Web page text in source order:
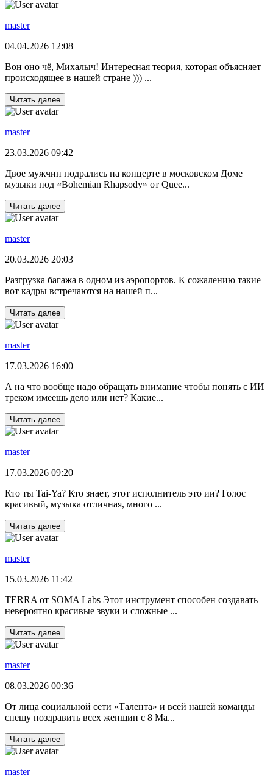
master
04.04.2026 12:08
Вон оно чё, Михалыч! Интересная теория, которая объясняет
происходящее в нашей стране ))) ...
Читать далее
master
23.03.2026 09:42
Двое мужчин подрались на концерте в московском Доме
музыки под «Bohemian Rhapsody» от Quee...
Читать далее
master
20.03.2026 20:03
Разгрузка багажа в одном из аэропортов. К сожалению такие
вот кадры встречаются на нашей п...
Читать далее
master
17.03.2026 16:00
А на что вообще надо обращать внимание чтобы понять с ИИ
треком имеешь дело или нет? Какие...
Читать далее
master
17.03.2026 09:20
Кто ты Tai-Ya? Кто знает, этот исполнитель это ии? Голос
красивый, музыка отличная, много ...
Читать далее
master
15.03.2026 11:42
TERRA от SOMA Labs Этот инструмент способен создавать
невероятно красивые звуки и сложные ...
Читать далее
master
08.03.2026 00:36
От лица социальной сети «Талента» и всей нашей команды
спешу поздравить всех женщин с 8 Ма...
Читать далее
master